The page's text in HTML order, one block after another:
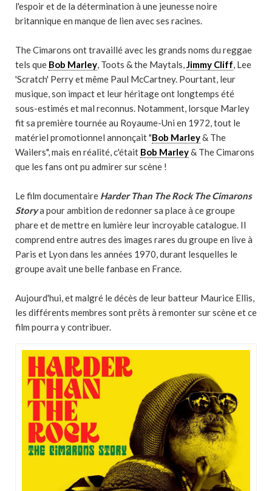
l'espoir et de la détermination à une jeunesse noire
britannique en manque de lien avec ses racines.
The Cimarons ont travaillé avec les grands noms du reggae
tels que Bob Marley, Toots & the Maytals,Jimmy Cliff, Lee
'Scratch' Perry et même Paul McCartney. Pourtant, leur
musique, son impact et leur héritage ont longtemps été
sous-estimés et mal reconnus. Notamment, lorsque Marley
fit sa première tournée au Royaume-Uni en 1972, tout le
matériel promotionnel annonçait "Bob Marley& The
Wailers", mais en réalité, c'était Bob Marley& The Cimarons
que les fans ont pu admirer sur scène !
Le film documentaire Harder Than The Rock The Cimarons
Storya pour ambition de redonner sa place à ce groupe
phare et de mettre en lumière leur incroyable catalogue. Il
comprend entre autres des images rares du groupe en live à
Paris et Lyon dans les années 1970, durant lesquelles le
groupe avait une belle fanbase en France.
Aujourd'hui, et malgré le décès de leur batteur Maurice Ellis,
les différents membres sont prêts à remonter sur scène et ce
film pourra y contribuer.